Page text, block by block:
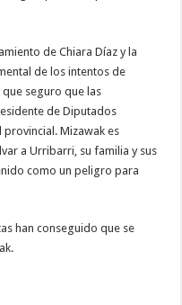
de Chiara Díaz y la
de los intentos de
seguro que las
de Diputados
Mizawak es
a Urribarri, su familia y sus
como un peligro para
han conseguido que se